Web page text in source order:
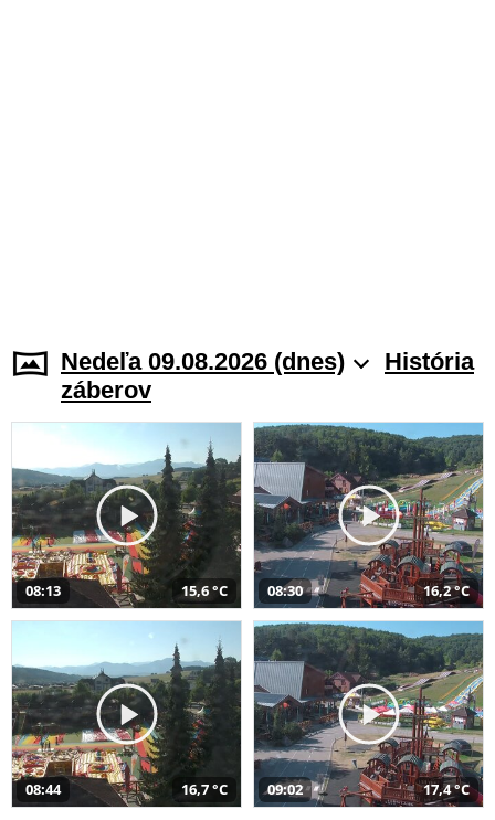
Nedeľa 09.08.2026 (dnes)
História
záberov
08:13 15,6 °C 08:30 16,2 °C
08:44 16,7 °C 09:02 17,4 °C